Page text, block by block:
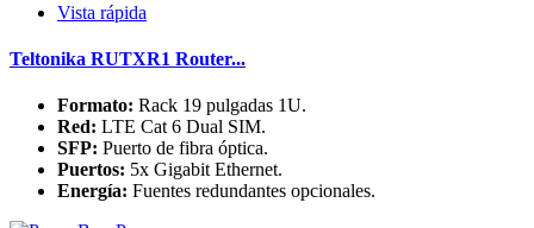
Vista rápida
Teltonika RUTXR1 Router...
Formato: Rack 19 pulgadas 1U.
Red: LTE Cat 6 Dual SIM.
SFP: Puerto de fibra óptica.
Puertos: 5x Gigabit Ethernet.
Energía: Fuentes redundantes opcionales.